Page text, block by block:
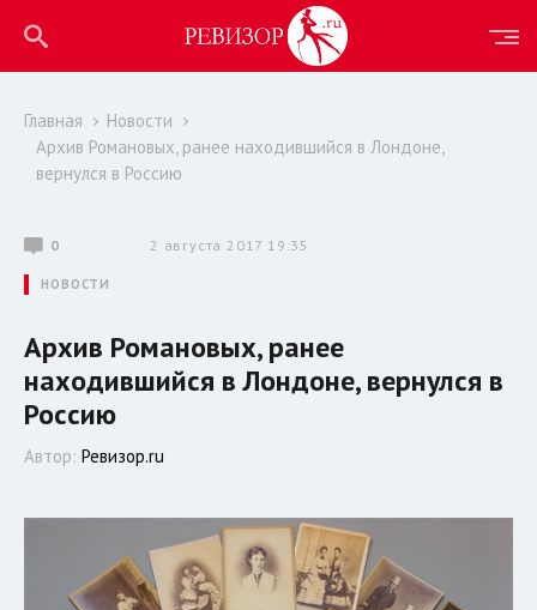
Главная
Новости
Архив Романовых, ранее находившийся в Лондоне,
вернулся в Россию
0 2 августа 2017 19:35
НОВОСТИ
Архив Романовых, ранее
находившийся в Лондоне, вернулся в
Россию
Автор: Ревизор.ru